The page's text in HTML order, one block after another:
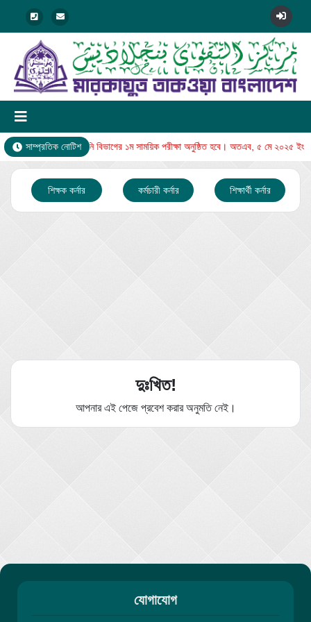
সাম্প্রতিক নোটিশ
রোজ বুধবার থেকে নুরানি বিভাগের ১ম সাময়িক পরীক্ষা অনুষ্ঠিত হবে। অতএব, ৫ মে ২০২৫ ইং
শিক্ষক কর্নার কর্মচারী কর্নার শিক্ষার্থী কর্নার
দুঃখিত!
আপনার এই পেজে প্রবেশ করার অনুমতি নেই।
যোগাযোগ